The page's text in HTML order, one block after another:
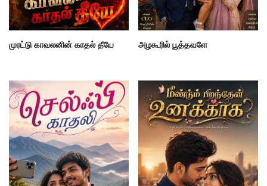
முரட்டு காவலனின் காதல் தீயே அழகூரில் பூத்தவளே